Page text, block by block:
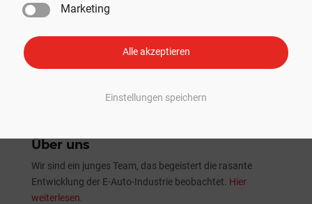
Marketing
Alle akzeptieren
Einstellungen speichern
Tesla Sommer-Update 2026: Alle Neuheiten und
Verbesserungen im Überblick
Über uns
Wir sind ein junges Team, das begeistert die rasante
Entwicklung der E-Auto-Industrie beobachtet. Hier
weiterlesen.